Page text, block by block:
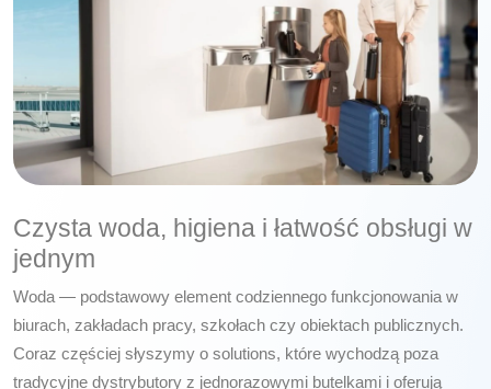
Czysta woda, higiena i łatwość obsługi w
jednym
Woda — podstawowy element codziennego funkcjonowania w
biurach, zakładach pracy, szkołach czy obiektach publicznych.
Coraz częściej słyszymy o solutions, które wychodzą poza
tradycyjne dystrybutory z jednorazowymi butelkami i oferują